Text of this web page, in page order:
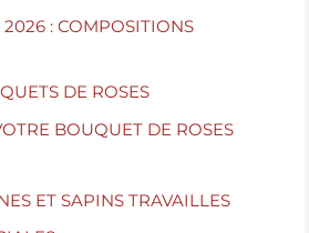
2026 : COMPOSITIONS
DE ROSES
BOUQUET DE ROSES
ET SAPINS TRAVAILLES